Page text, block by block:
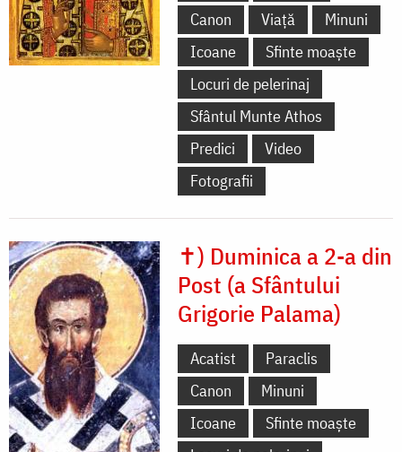
Canon
Viață
Minuni
Icoane
Sfinte moaște
Locuri de pelerinaj
Sfântul Munte Athos
Predici
Video
Fotografii
✝) Duminica a 2-a din
Post (a Sfântului
Grigorie Palama)
Acatist
Paraclis
Canon
Minuni
Icoane
Sfinte moaște